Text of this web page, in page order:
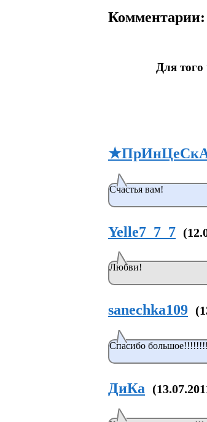
Комментарии:
Для
Счастья вам!
Yelle7_7_7
Любви!
sanechka109
Спасибо
ДиКа